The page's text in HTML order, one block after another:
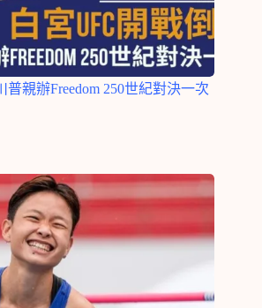
親辦Freedom 250世紀對決一次